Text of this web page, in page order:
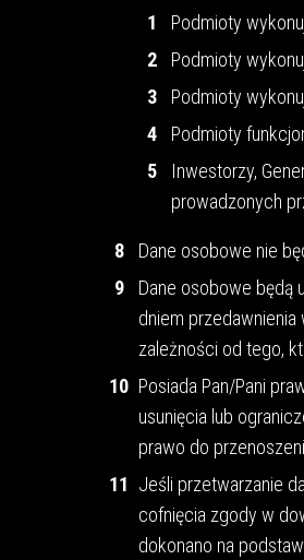
Podmioty
Podmioty
Podmioty
Podmioty
Inwestorzy,
prowadzonych
Dane osobowe nie
Dane osobowe będą
dniem
zależności od tego,
Posiada Pan/Pani
usunięcia lub
prawo do
Jeśli przetwarzanie
cofnięcia zgody w
dokonano na